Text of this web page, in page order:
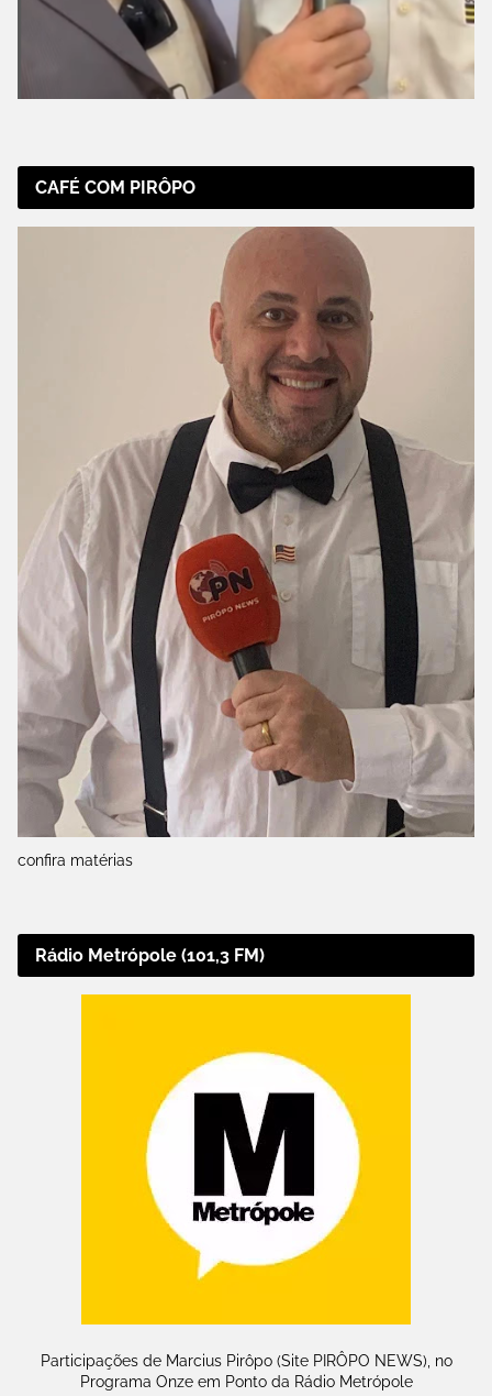
CAFÉ COM PIRÔPO
confira matérias
Rádio Metrópole (101,3 FM)
Participações de Marcius Pirôpo (Site PIRÔPO NEWS), no
Programa Onze em Ponto da Rádio Metrópole